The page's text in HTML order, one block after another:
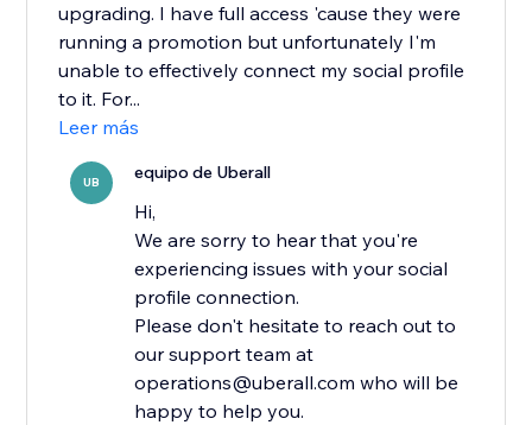
upgrading. I have full access 'cause they were
running a promotion but unfortunately I'm
unable to effectively connect my social profile
to it. For...
Leer más
UB equipo de Uberall
Hi,
We are sorry to hear that you're
experiencing issues with your social
profile connection.
Please don't hesitate to reach out to
our support team at
operations@uberall.com who will be
happy to help you.